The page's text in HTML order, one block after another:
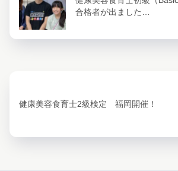
合格者が出ました…
健康美容食育士2級検定 福岡開催！